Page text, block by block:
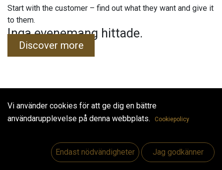
Inga evenemang hittade.
Useful Links
Start with the customer – find out what they want and give it
to them.
Discover more
Vi använder cookies för att ge dig en bättre
användarupplevelse på denna webbplats.
Cookiepolicy
Endast nödvändigheter Jag godkänner